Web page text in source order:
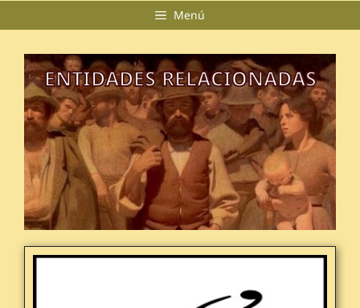
Menú
ENTIDADES RELACIONADAS